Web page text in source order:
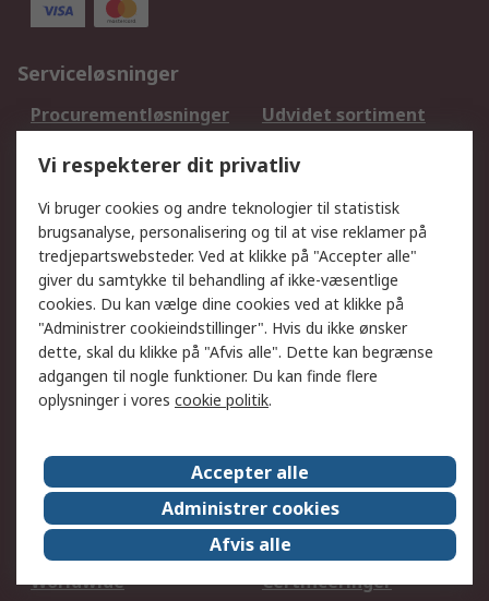
Serviceløsninger
Procurementløsninger
Udvidet sortiment
DesignSpark
Teknisk Support
Dit lokale salgsteam
Eksportløsninger
Support
Få hjælp
Returnering
Levering
Spor min ordre
Fakturakopi
Betalingsmuligheder
Fordele med Mit RS
Okdo
Om RS
Salgsbetingelser
Det juridiske
Pressecenter
Job hos RS
ESG
Worldwide
Certificeringer
Vi respekterer dit privatliv
Vi bruger cookies og andre teknologier til statistisk
brugsanalyse, personalisering og til at vise reklamer på
tredjepartswebsteder. Ved at klikke på "Accepter alle"
giver du samtykke til behandling af ikke-væsentlige
cookies. Du kan vælge dine cookies ved at klikke på
"Administrer cookieindstillinger". Hvis du ikke ønsker
dette, skal du klikke på "Afvis alle". Dette kan begrænse
adgangen til nogle funktioner. Du kan finde flere
oplysninger i vores cookie politik.
Accepter alle
Administrer cookies
Afvis alle